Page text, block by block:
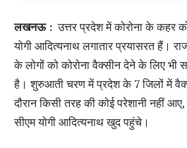
लखनऊ : उत्तर प्रदेश में कोरोना के कहर
योगी आदित्यनाथ लगातार प्रयासरत हैं।
के लोगों को कोरोना वैक्सीन देने के लिए भी
है। शुरुआती चरण में प्रदेश के 7 जिलों में
दौरान किसी तरह की कोई परेशानी नहीं
सीएम योगी आदित्यनाथ खुद पहुंचे।